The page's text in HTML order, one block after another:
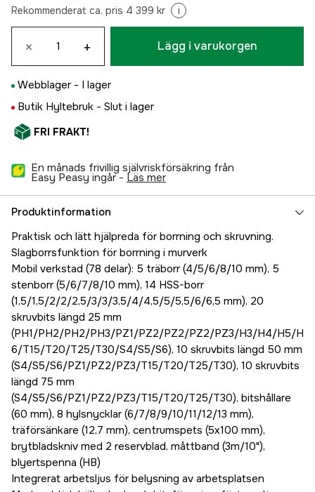
Rekommenderat ca. pris 4 399 kr i
× + Lägg i varukorgen
Webblager - I lager
Butik Hyltebruk - Slut i lager
FRI FRAKT!
En månads frivillig självriskförsäkring från
Easy Peasy ingår - läs mer
Produktinformation
Praktisk och lätt hjälpreda för borrning och skruvning.
Slagborrsfunktion för borrning i murverk
Mobil verkstad (78 delar): 5 träborr (4/5/6/8/10 mm), 5
stenborr (5/6/7/8/10 mm), 14 HSS-borr
(1,5/1,5/2/2/2,5/3/3/3,5/4/4,5/5/5,5/6/6,5 mm), 20
skruvbits längd 25 mm
(PH1/PH2/PH2/PH3/PZ1/PZ2/PZ2/PZ2/PZ3/H3/H4/H5/H
6/T15/T20/T25/T30/S4/S5/S6), 10 skruvbits längd 50 mm
(S4/S5/S6/PZ1/PZ2/PZ3/T15/T20/T25/T30), 10 skruvbits
längd 75 mm
(S4/S5/S6/PZ1/PZ2/PZ3/T15/T20/T25/T30), bitshållare
(60 mm), 8 hylsnycklar (6/7/8/9/10/11/12/13 mm),
träförsänkare (12,7 mm), centrumspets (5x100 mm),
brytbladskniv med 2 reservblad, måttband (3m/10"),
blyertspenna (HB)
Integrerat arbetsljus för belysning av arbetsplatsen